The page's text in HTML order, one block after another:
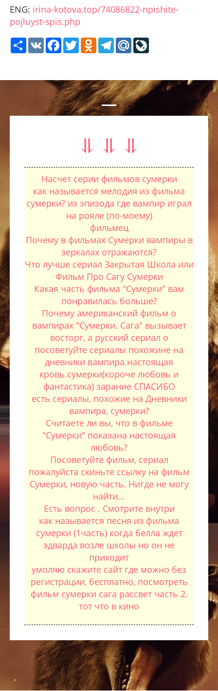
ENG: irina-kotova.top/74086822-npishite-
pojluyst-spis.php
ShareVK Facebook
TwitterOdnoklassniki
Telegram
Mail.Ru
⥥ ⥥ ⥥
Насчет серии фильмов сумерки
как называется мелодия из фильма
сумерки? из эпизода где вампир играл
на рояле (по-моему)
фильмец
Почему в фильмах Сумерки вампиры в
зеркалах отражаются?
Что лучше сериал Закрытая Школа или
Фильм Про Сагу Сумерки
Какая часть фильма "Сумерки" вам
понравилась больше?
Почему американский фильм о
вампирах "Сумерки. Сага" вызывает
восторг, а русский сериал о
посоветуйте сериалы похожине на
дневники вампира.настоящая
кровь.сумерки(короче любовь и
фантастика) зарание СПАСИБО
есть сериалы, похожие на Дневники
вампира, сумерки?
Считаете ли вы, что в фильме
"Сумерки" показана настоящая
любовь?
Посоветуйте фильм, сериал
пожалуйста скиньте ссылку на фильм
Сумерки, новую часть. Нигде не могу
найти...
Есть вопрос . Смотрите внутри
как называется песня из фильма
сумерки (1часть) когда белла ждет
эдварда возле школы но он не
приходит
умоляю скажите сайт где можно без
регистрации, бесплатно, посмотреть
фильм сумерки сага рассвет часть 2.
тот что в кино